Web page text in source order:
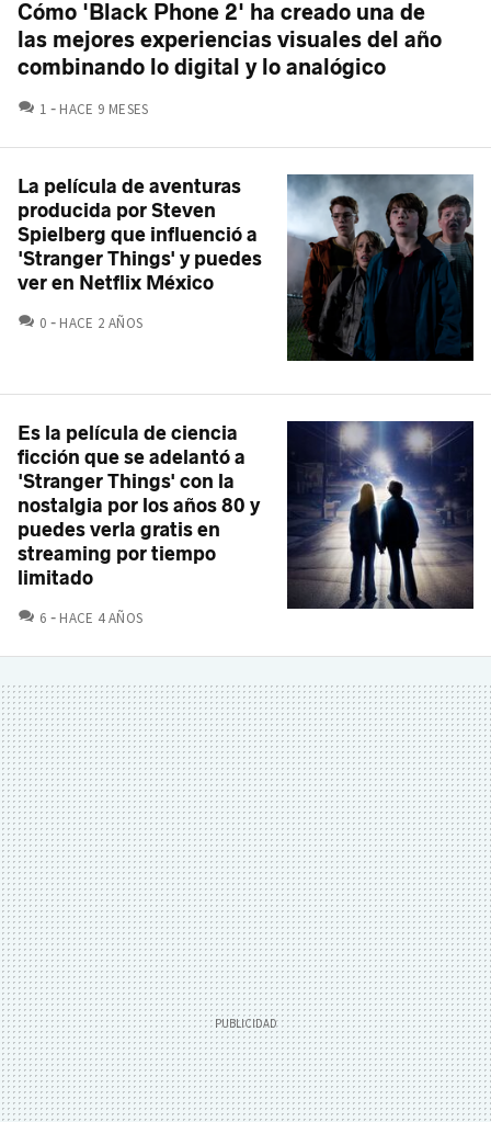
Cómo 'Black Phone 2' ha creado una de
las mejores experiencias visuales del año
combinando lo digital y lo analógico
1 COMENTARIOS
HACE 9 MESES
La película de aventuras
producida por Steven
Spielberg que influenció a
'Stranger Things' y puedes
ver en Netflix México
0 COMENTARIOS
HACE 2 AÑOS
Es la película de ciencia
ficción que se adelantó a
'Stranger Things' con la
nostalgia por los años 80 y
puedes verla gratis en
streaming por tiempo
limitado
6 COMENTARIOS
HACE 4 AÑOS